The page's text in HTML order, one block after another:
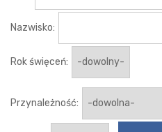
Nazwisko:
Rok święceń:
Przynależność: